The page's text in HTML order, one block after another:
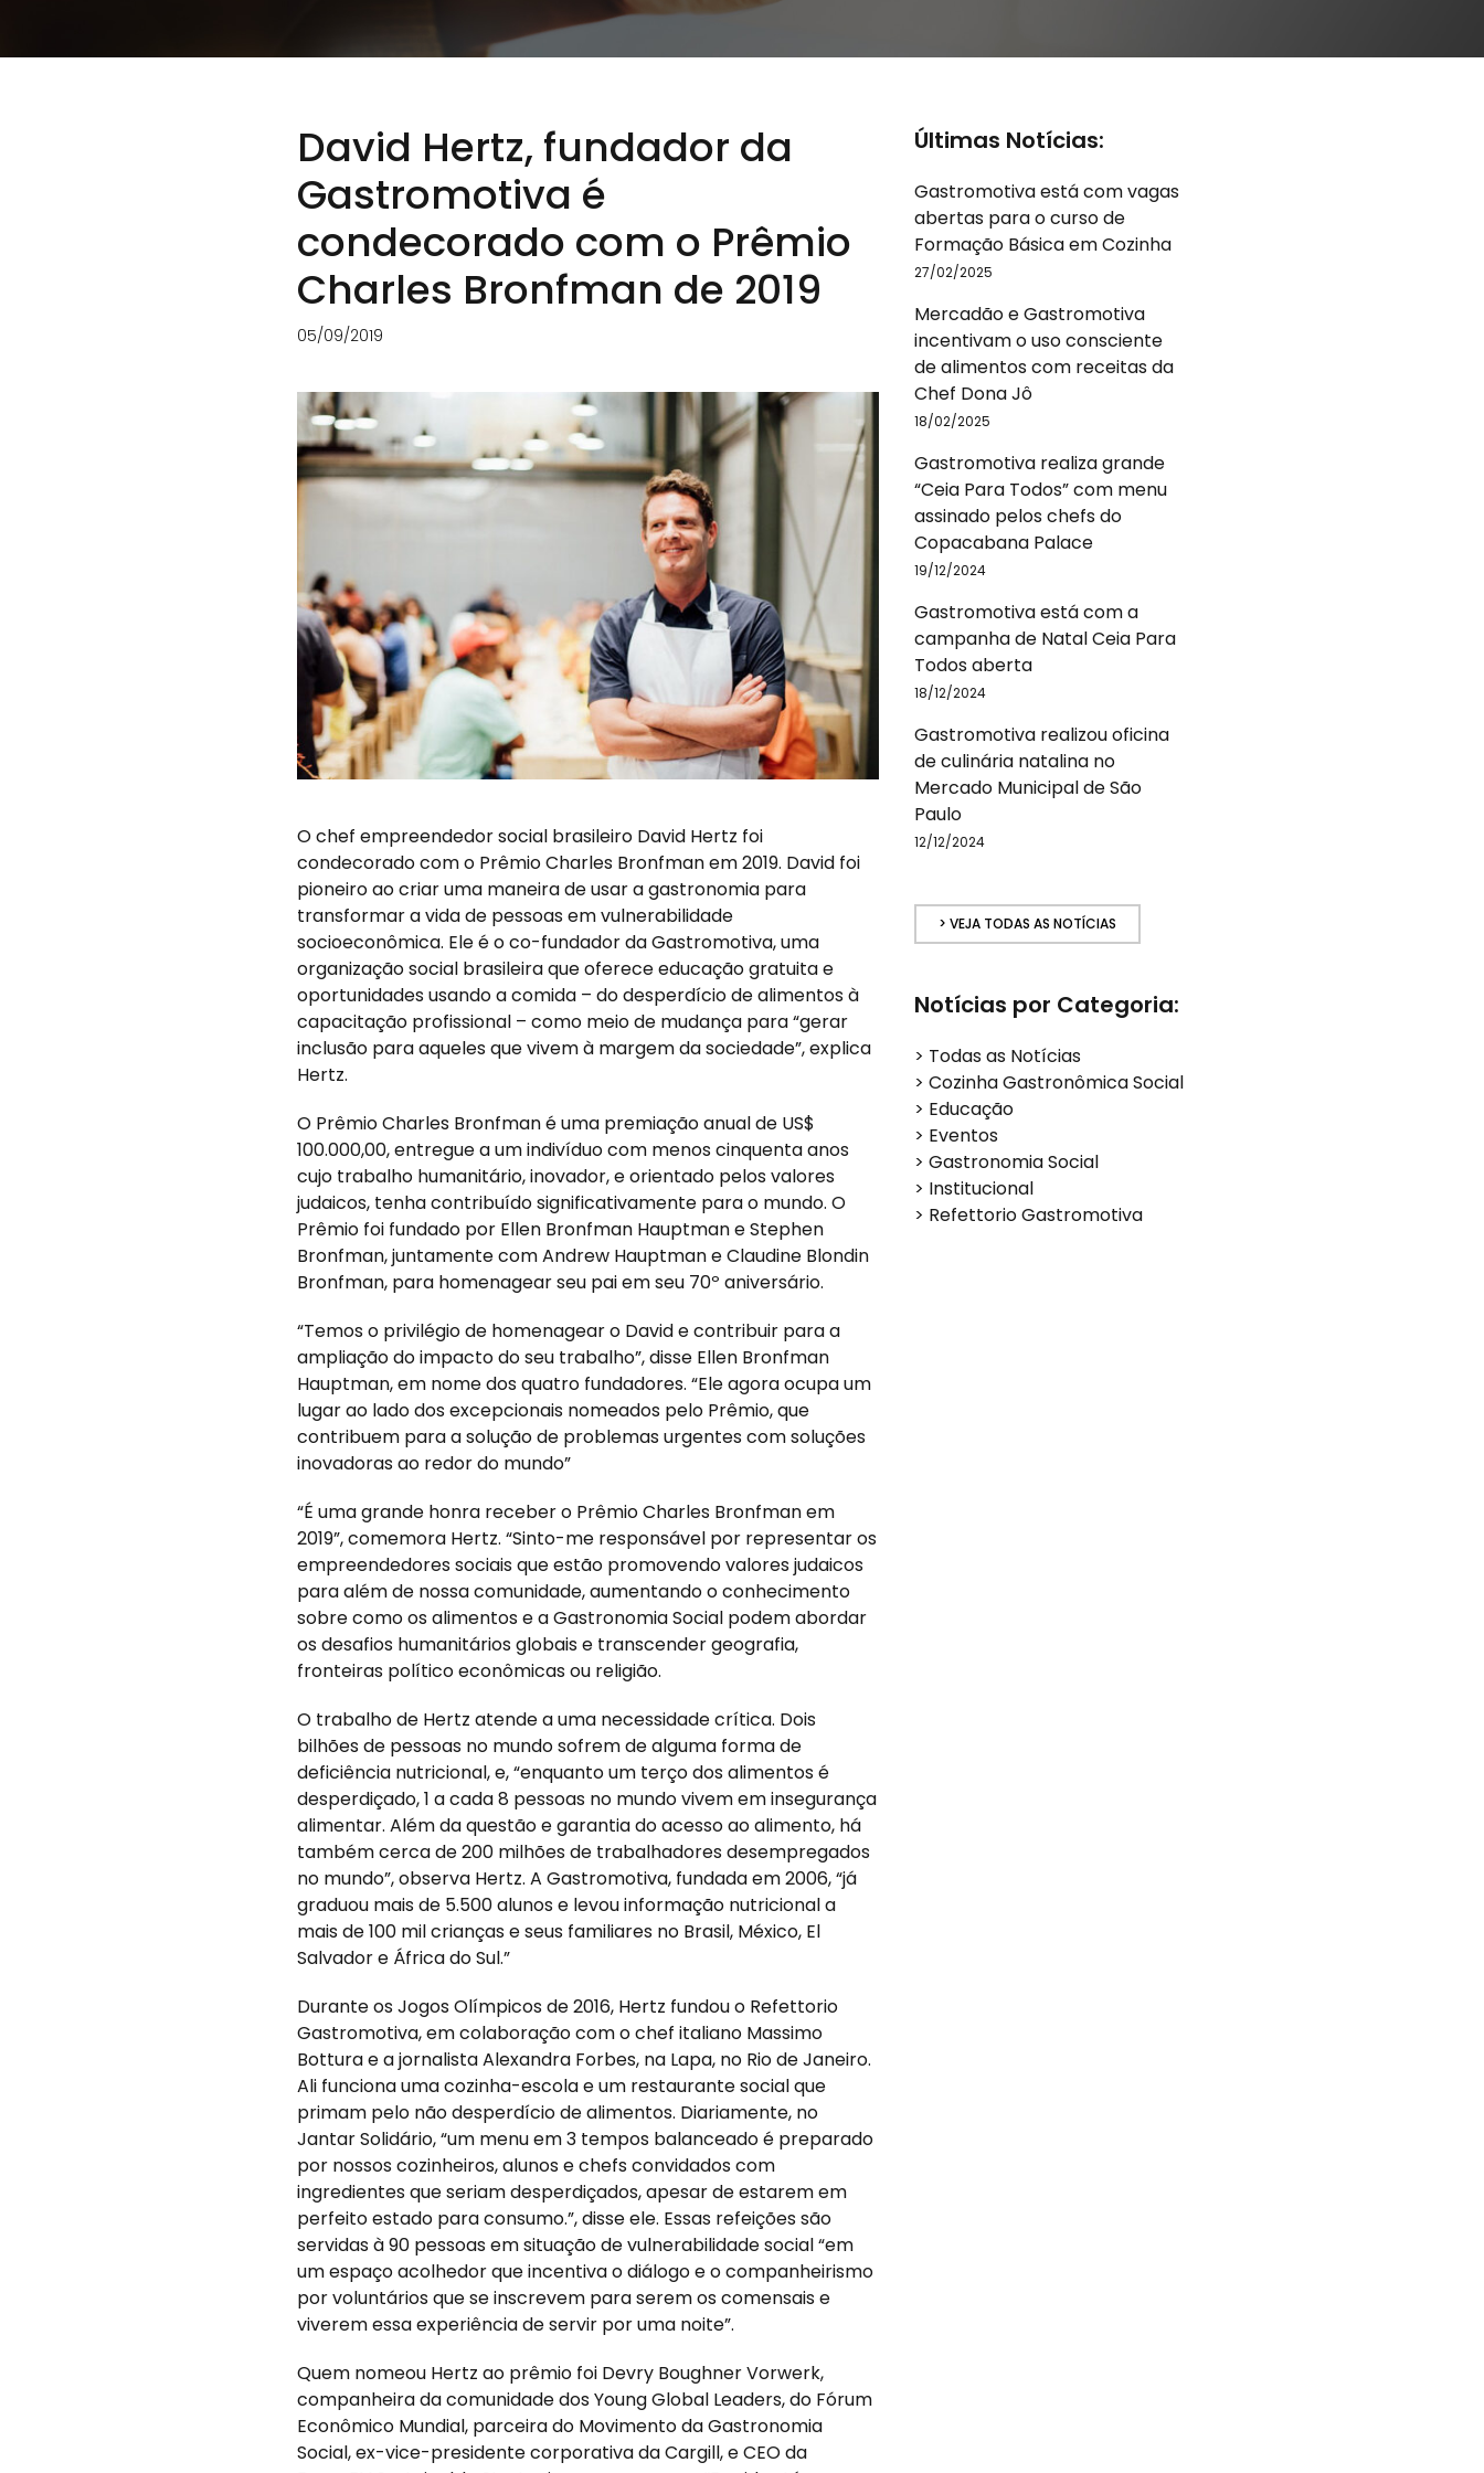
David Hertz, fundador da
Gastromotiva é
condecorado com o Prêmio
Charles Bronfman de 2019
05/09/2019
O chef empreendedor social brasileiro David Hertz foi
condecorado com o Prêmio Charles Bronfman em 2019. David foi
pioneiro ao criar uma maneira de usar a gastronomia para
transformar a vida de pessoas em vulnerabilidade
socioeconômica. Ele é o co-fundador da Gastromotiva, uma
organização social brasileira que oferece educação gratuita e
oportunidades usando a comida – do desperdício de alimentos à
capacitação profissional – como meio de mudança para “gerar
inclusão para aqueles que vivem à margem da sociedade”, explica
Hertz.
O Prêmio Charles Bronfman é uma premiação anual de US$
100.000,00, entregue a um indivíduo com menos cinquenta anos
cujo trabalho humanitário, inovador, e orientado pelos valores
judaicos, tenha contribuído significativamente para o mundo. O
Prêmio foi fundado por Ellen Bronfman Hauptman e Stephen
Bronfman, juntamente com Andrew Hauptman e Claudine Blondin
Bronfman, para homenagear seu pai em seu 70º aniversário.
“Temos o privilégio de homenagear o David e contribuir para a
ampliação do impacto do seu trabalho”, disse Ellen Bronfman
Hauptman, em nome dos quatro fundadores. “Ele agora ocupa um
lugar ao lado dos excepcionais nomeados pelo Prêmio, que
contribuem para a solução de problemas urgentes com soluções
inovadoras ao redor do mundo”
“É uma grande honra receber o Prêmio Charles Bronfman em
2019”, comemora Hertz. “Sinto-me responsável por representar os
empreendedores sociais que estão promovendo valores judaicos
para além de nossa comunidade, aumentando o conhecimento
sobre como os alimentos e a Gastronomia Social podem abordar
os desafios humanitários globais e transcender geografia,
fronteiras político econômicas ou religião.
O trabalho de Hertz atende a uma necessidade crítica. Dois
bilhões de pessoas no mundo sofrem de alguma forma de
deficiência nutricional, e, “enquanto um terço dos alimentos é
desperdiçado, 1 a cada 8 pessoas no mundo vivem em insegurança
alimentar. Além da questão e garantia do acesso ao alimento, há
também cerca de 200 milhões de trabalhadores desempregados
no mundo”, observa Hertz. A Gastromotiva, fundada em 2006, “já
graduou mais de 5.500 alunos e levou informação nutricional a
mais de 100 mil crianças e seus familiares no Brasil, México, El
Salvador e África do Sul.”
Durante os Jogos Olímpicos de 2016, Hertz fundou o Refettorio
Gastromotiva, em colaboração com o chef italiano Massimo
Bottura e a jornalista Alexandra Forbes, na Lapa, no Rio de Janeiro.
Ali funciona uma cozinha-escola e um restaurante social que
primam pelo não desperdício de alimentos. Diariamente, no
Jantar Solidário, “um menu em 3 tempos balanceado é preparado
por nossos cozinheiros, alunos e chefs convidados com
ingredientes que seriam desperdiçados, apesar de estarem em
perfeito estado para consumo.”, disse ele. Essas refeições são
servidas à 90 pessoas em situação de vulnerabilidade social “em
um espaço acolhedor que incentiva o diálogo e o companheirismo
por voluntários que se inscrevem para serem os comensais e
viverem essa experiência de servir por uma noite”.
Quem nomeou Hertz ao prêmio foi Devry Boughner Vorwerk,
companheira da comunidade dos Young Global Leaders, do Fórum
Econômico Mundial, parceira do Movimento da Gastronomia
Social, ex-vice-presidente corporativa da Cargill, e CEO da
Últimas Notícias:
Gastromotiva está com vagas
abertas para o curso de
Formação Básica em Cozinha
27/02/2025
Mercadão e Gastromotiva
incentivam o uso consciente
de alimentos com receitas da
Chef Dona Jô
18/02/2025
Gastromotiva realiza grande
“Ceia Para Todos” com menu
assinado pelos chefs do
Copacabana Palace
19/12/2024
Gastromotiva está com a
campanha de Natal Ceia Para
Todos aberta
18/12/2024
Gastromotiva realizou oficina
de culinária natalina no
Mercado Municipal de São
Paulo
12/12/2024
> VEJA TODAS AS NOTÍCIAS
Notícias por Categoria:
> Todas as Notícias
> Cozinha Gastronômica Social
> Educação
> Eventos
> Gastronomia Social
> Institucional
> Refettorio Gastromotiva